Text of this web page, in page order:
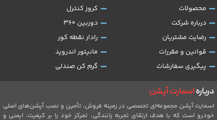
دربارهاسمارت آپشن
اسمارت آپشن مجموعه‌ای تخصصی در زمینه فروش، تأمین و نصب آپشن‌های اصلی
خودرو است که با هدف ارتقای تجربه رانندگی، تمرکز خود را بر کیفیت، ایمنی و
محصولات
درباره شرکت
رضایت مشتریان
قوانین و مقررات
پیگیری سفارشات
کروز کنترل
دوربین 360
رادار نقطه کور
مانیتور اندروید
گرم کن صندلی